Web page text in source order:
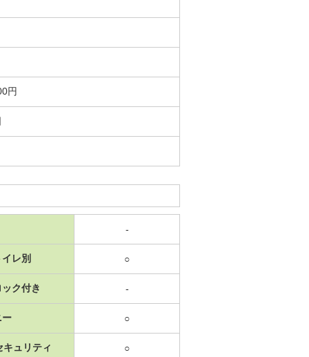
円
-
レ別 ○
ク付き -
ー ○
キュリティ ○